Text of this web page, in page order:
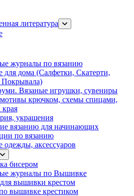
литература
журналы по вязанию
для дома (Салфетки, Скатерти,
Вязаные игрушки, сувениры
крючком, схемы спицами,
края
украшения
вязанию для начинающих
по вязанию
одежды, аксессуаров
бисером
журналы по Вышивке
вышивки крестом
вышивке крестиком